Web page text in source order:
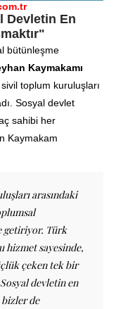
Devletin En
bütünleşme
Kaymakamı
toplum kuruluşları
Sosyal devlet
sahibi her
Kaymakam
arasındaki
getiriyor. Türk
hizmet sayesinde,
çeken tek bir
devletin en
de